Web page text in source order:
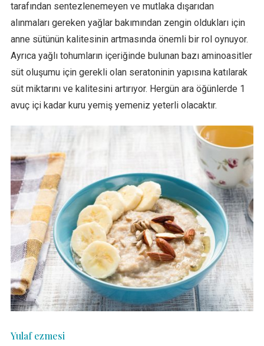
tarafından sentezlenemeyen ve mutlaka dışarıdan
alınmaları gereken yağlar bakımından zengin oldukları için
anne sütünün kalitesinin artmasında önemli bir rol oynuyor.
Ayrıca yağlı tohumların içeriğinde bulunan bazı aminoasitler
süt oluşumu için gerekli olan seratoninin yapısına katılarak
süt miktarını ve kalitesini artırıyor. Hergün ara öğünlerde 1
avuç içi kadar kuru yemiş yemeniz yeterli olacaktır.
Yulaf ezmesi